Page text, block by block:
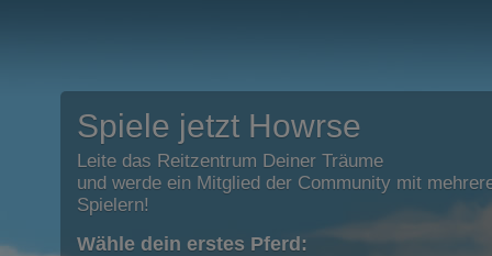
Spiele jetzt Howrse
Leite das Reitzentrum Deiner Träume
und werde ein Mitglied der Community mit
Spielern!
Wähle dein erstes Pferd: